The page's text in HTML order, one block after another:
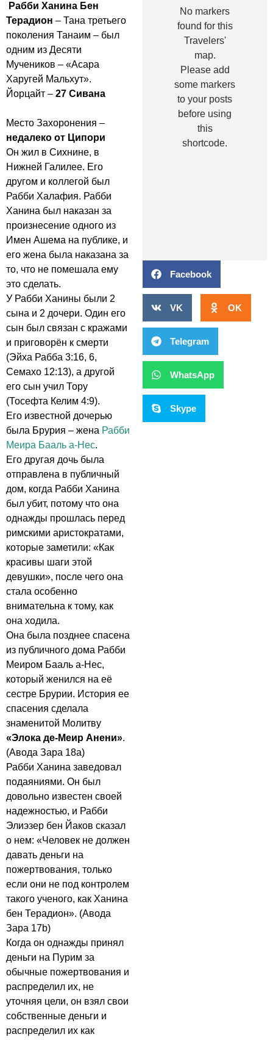
Рабби Ханина Бен
Терадион – Тана третьего
поколения Танаим – был
одним из Десяти
Мучеников – «Асара
Харугей Мальхут».
Йорцайт – 27 Сивана
Место Захоронения –
недалеко от Ципори
Он жил в Сихнине, в
Нижней Галилее. Его
другом и коллегой был
Рабби Халафия. Рабби
Ханина был наказан за
произнесение одного из
Имен Ашема на публике, и
его жена была наказана за
то, что не помешала ему
это сделать.
У Рабби Ханины были 2
сына и 2 дочери. Один его
сын был связан с кражами
и приговорён к смерти
(Эйха Рабба 3:16, 6,
Семахо 12:13), а другой
его сын учил Тору
(Тосефта Келим 4:9).
Его известной дочерью
была Брурия – жена Рабби
Меира Бааль а-Нес.
Его другая дочь была
отправлена в публичный
дом, когда Рабби Ханина
был убит, потому что она
однажды прошлась перед
римскими аристократами,
которые заметили: «Как
красивы шаги этой
девушки», после чего она
стала особенно
внимательна к тому, как
она ходила.
Она была позднее спасена
из публичного дома Рабби
Меиром Бааль а-Нес,
который женился на её
сестре Брурии. История ее
спасения сделала
знаменитой Молитву
«Элока де-Меир Анени».
(Авода Зара 18а)
Рабби Ханина заведовал
подаяниями. Он был
довольно известен своей
надежностью, и Рабби
Элиэзер бен Йаков сказал
о нем: «Человек не должен
давать деньги на
пожертвования, только
если они не под контролем
такого ученого, как Ханина
бен Терадион». (Авода
Зара 17b)
Когда он однажды принял
деньги на Пурим за
обычные пожертвования и
распределил их, не
уточняя цели, он взял свои
собственные деньги и
распределил их как
No markers
found for this
Travelers'
map.
Please add
some markers
to your posts
before using
this
shortcode.
Facebook
VK OK
Telegram
WhatsApp
Skype